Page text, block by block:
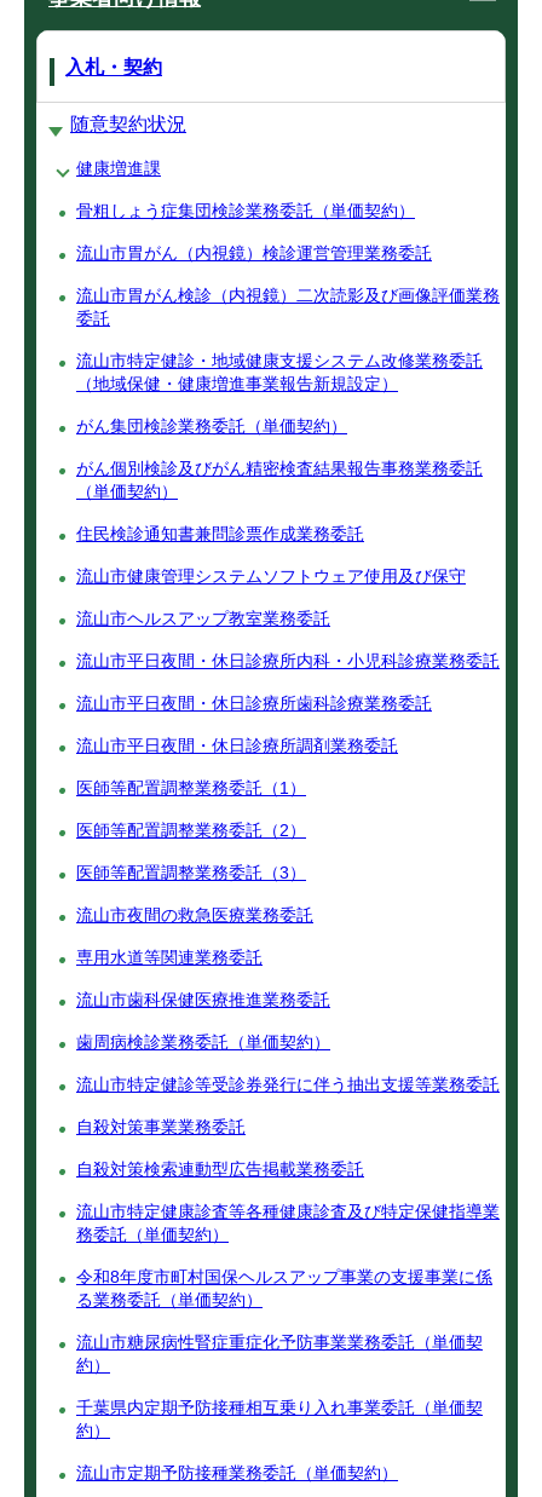
入札・契約
随意契約状況
健康増進課
骨粗しょう症集団検診業務委託（単価契約）
流山市胃がん（内視鏡）検診運営管理業務委託
流山市胃がん検診（内視鏡）二次読影及び画像評価業務
委託
流山市特定健診・地域健康支援システム改修業務委託
（地域保健・健康増進事業報告新規設定）
がん集団検診業務委託（単価契約）
がん個別検診及びがん精密検査結果報告事務業務委託
（単価契約）
住民検診通知書兼問診票作成業務委託
流山市健康管理システムソフトウェア使用及び保守
流山市ヘルスアップ教室業務委託
流山市平日夜間・休日診療所内科・小児科診療業務委託
流山市平日夜間・休日診療所歯科診療業務委託
流山市平日夜間・休日診療所調剤業務委託
医師等配置調整業務委託（1）
医師等配置調整業務委託（2）
医師等配置調整業務委託（3）
流山市夜間の救急医療業務委託
専用水道等関連業務委託
流山市歯科保健医療推進業務委託
歯周病検診業務委託（単価契約）
流山市特定健診等受診券発行に伴う抽出支援等業務委託
自殺対策事業業務委託
自殺対策検索連動型広告掲載業務委託
流山市特定健康診査等各種健康診査及び特定保健指導業
務委託（単価契約）
令和8年度市町村国保ヘルスアップ事業の支援事業に係
る業務委託（単価契約）
流山市糖尿病性腎症重症化予防事業業務委託（単価契
約）
千葉県内定期予防接種相互乗り入れ事業委託（単価契
約）
流山市定期予防接種業務委託（単価契約）